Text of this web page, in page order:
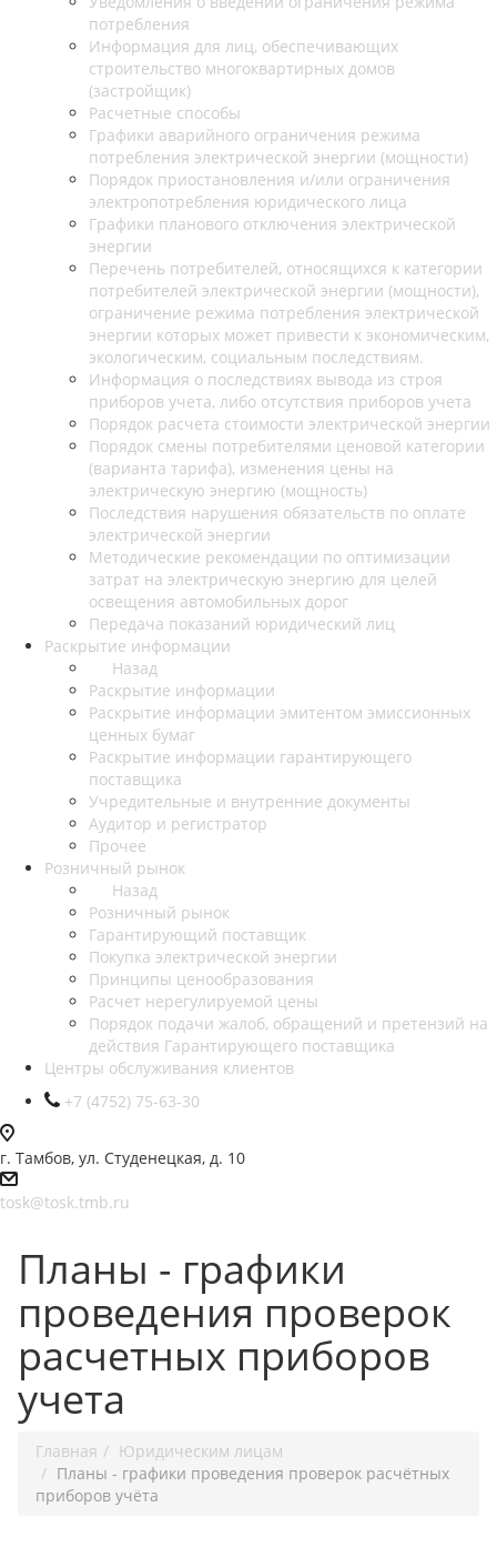
потребления
Информация для лиц, обеспечивающих
строительство многоквартирных домов
(застройщик)
Расчетные способы
Графики аварийного ограничения режима
потребления электрической энергии (мощности)
Порядок приостановления и/или ограничения
электропотребления юридического лица
Графики планового отключения электрической
энергии
Перечень потребителей, относящихся к категории
потребителей электрической энергии (мощности),
ограничение режима потребления электрической
энергии которых может привести к экономическим,
экологическим, социальным последствиям.
Информация о последствиях вывода из строя
приборов учета, либо отсутствия приборов учета
Порядок расчета стоимости электрической энергии
Порядок смены потребителями ценовой категории
(варианта тарифа), изменения цены на
электрическую энергию (мощность)
Последствия нарушения обязательств по оплате
электрической энергии
Методические рекомендации по оптимизации
затрат на электрическую энергию для целей
освещения автомобильных дорог
Передача показаний юридический лиц
Раскрытие информации
Назад
Раскрытие информации
Раскрытие информации эмитентом эмиссионных
ценных бумаг
Раскрытие информации гарантирующего
поставщика
Учредительные и внутренние документы
Аудитор и регистратор
Прочее
Розничный рынок
Назад
Розничный рынок
Гарантирующий поставщик
Покупка электрической энергии
Принципы ценообразования
Расчет нерегулируемой цены
Порядок подачи жалоб, обращений и претензий на
действия Гарантирующего поставщика
Центры обслуживания клиентов
+7 (4752) 75-63-30
г. Тамбов, ул. Студенецкая, д. 10
tosk@tosk.tmb.ru
Планы - графики
проведения проверок
расчетных приборов
учета
Главная
Юридическим лицам
Планы - графики проведения проверок расчётных
приборов учёта